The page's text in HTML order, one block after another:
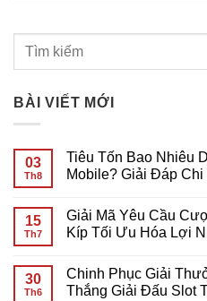
BÀI VIẾT MỚI
03
Th8
Tiêu Tốn Bao Nhiêu
Mobile? Giải Đáp Chi
bình
luận
ở
Bao
Nhiêu
Data
15
Th7
Giải Mã Yêu Cầu
Kíp Tối Ưu Hóa Lợi
bình
luận
ở
30
Th6
Chinh Phục Giải
Thắng Giải Đấu Slot